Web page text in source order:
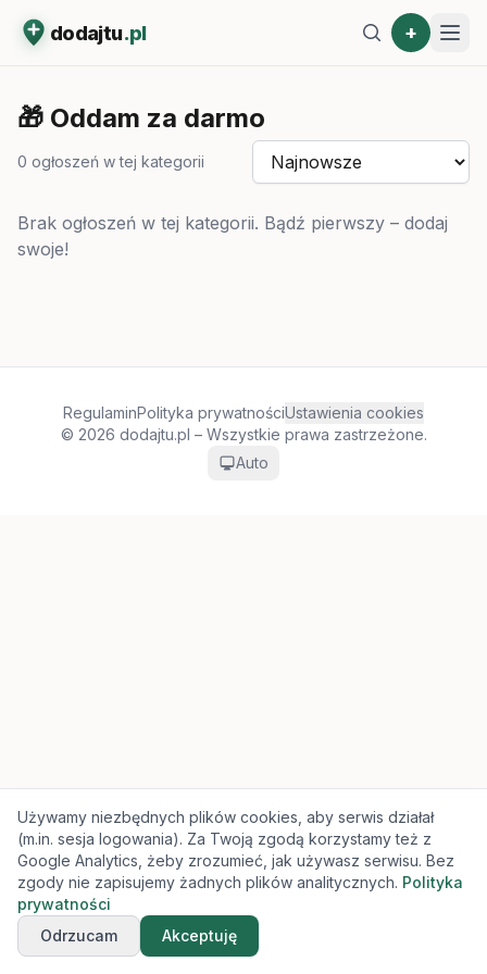
dodajtu.pl +
🎁 Oddam za darmo
0 ogłoszeń w tej kategorii
Brak ogłoszeń w tej kategorii. Bądź pierwszy – dodaj
swoje!
RegulaminPolityka prywatnościUstawienia cookies
© 2026 dodajtu.pl – Wszystkie prawa zastrzeżone.
Auto
Używamy niezbędnych plików cookies, aby serwis działał
(m.in. sesja logowania). Za Twoją zgodą korzystamy też z
Google Analytics, żeby zrozumieć, jak używasz serwisu. Bez
zgody nie zapisujemy żadnych plików analitycznych. Polityka
prywatności
Odrzucam
Akceptuję